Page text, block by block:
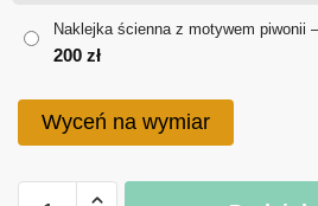
100 zł
200 zł
Naklejka ścienna z motywem piwonii
200 zł
Wyceń na wymiar